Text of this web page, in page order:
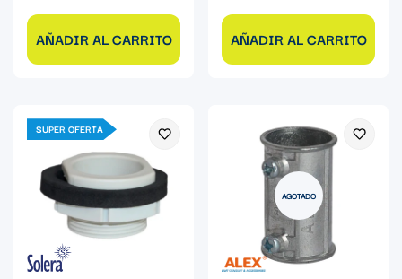
AÑADIR AL CARRITO AÑADIR AL CARRITO
SUPER OFERTA
AGOTADO